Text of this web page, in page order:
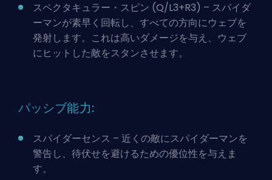
スペクタキュラー・スピン (Q/L3+R3) – スパイダ
ーマンが素早く回転し、すべての方向にウェブを
発射します。これは高いダメージを与え、ウェブ
にヒットした敵をスタンさせます。
パッシブ能力:
スパイダーセンス – 近くの敵にスパイダーマンを
警告し、待伏せを避けるための優位性を与えま
す。